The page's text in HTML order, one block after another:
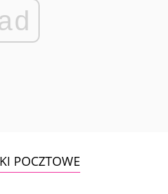
POCZTOWE